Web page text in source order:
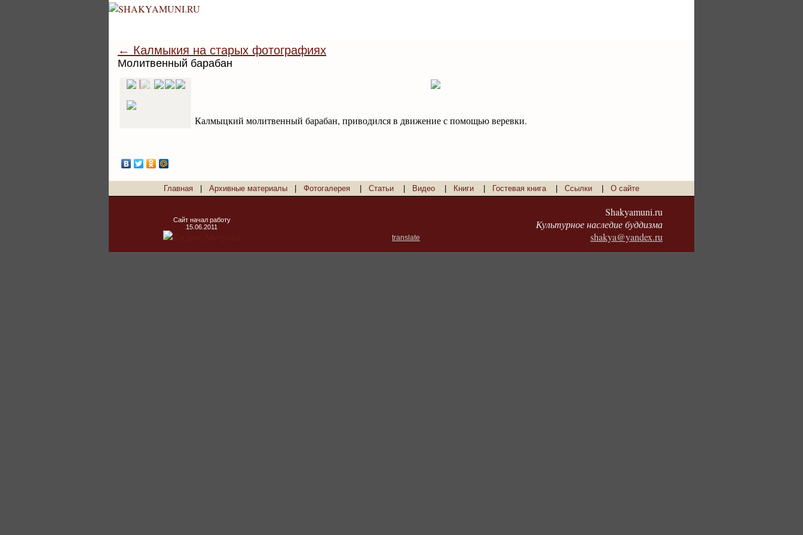
← Калмыкия на старых фотографиях
Молитвенный барабан
Калмыцкий молитвенный барабан, приводился в движение с помощью веревки.
Главная Архивные материалы Фотогалерея Статьи Видео Книги Гостевая книга| Ссылки О сайте
Сайт начал работу
15.06.2011
translate
Shakyamuni.ru
Культурное наследие буддизма
shakya@yandex.ru